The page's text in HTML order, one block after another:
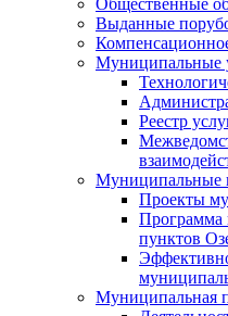
Общественные
Выданные
Муниципальные
Реестр
Муниципальные
Проекты
Программа
пунктов
Муниципальная